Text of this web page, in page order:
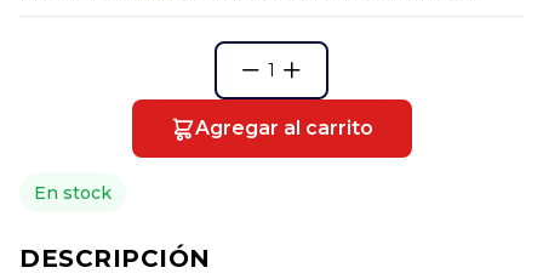
1
Agregar al carrito
En stock
DESCRIPCIÓN